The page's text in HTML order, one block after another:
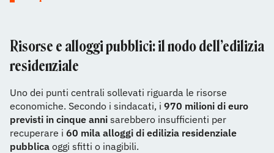
Risorse e alloggi pubblici: il nodo dell’edilizia
residenziale
Uno dei punti centrali sollevati riguarda le risorse
economiche. Secondo i sindacati, i 970 milioni di euro
previsti in cinque anni sarebbero insufficienti per
recuperare i 60 mila alloggi di edilizia residenziale
pubblica oggi sfitti o inagibili.